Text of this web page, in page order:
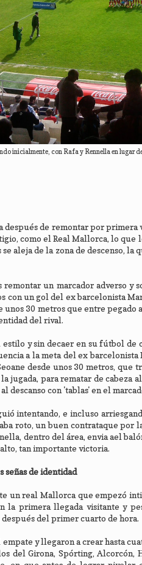
inicialmente, con Rafa y Rennella en lugar
después de remontar por
como el Real Mallorca, lo que
aleja de la zona de descenso,
remontar un marcador adverso
con un gol del ex barcelonista
unos 30 metros que entre
del rival.
y sin decaer en su fútbol
a la meta del ex
desde unos 30 metros, que
jugada, para rematar de cabeza
descanso con 'tablas' en el
intentando, e incluso
roto, un buen contrataque por
dentro del área, envia ael
tan importante victoria.
señas de identidad
un real Mallorca que empezó
la primera llegada visitante y
del primer cuarto de hora.
y llegaron a crear hasta
del Girona, Spórting,